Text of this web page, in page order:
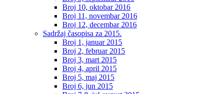
Broj 10, oktobar 2016
Broj 11, novembar 2016
Broj 12, decembar 2016
Sadržaj časopisa za 2015.
Broj 1, januar 2015
Broj 2, februar 2015
Broj 3, mart 2015
Broj 4, april 2015
Broj 5, maj 2015
Broj 6, jun 2015